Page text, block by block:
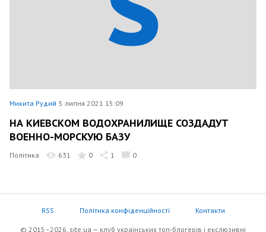
Микита Рудий 5 липня 2021 15:09
НА КИЕВСКОМ ВОДОХРАНИЛИЩЕ СОЗДАДУТ
ВОЕННО-МОРСКУЮ БАЗУ
Політика 631 0 1 0
RSS Політика конфіденційності Контакти
© 2015–2026, site.ua — клуб українських топ-блогерів i екслюзивнi